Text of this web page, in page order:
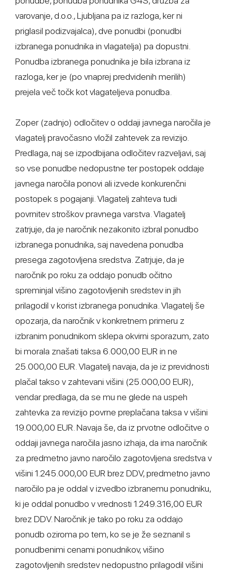
varovanje, d.o.o., Ljubljana pa iz razloga, ker ni
priglasil podizvajalca), dve ponudbi (ponudbi
izbranega ponudnika in vlagatelja) pa dopustni.
Ponudba izbranega ponudnika je bila izbrana iz
razloga, ker je (po vnaprej predvidenih merilih)
prejela več točk kot vlagateljeva ponudba.
Zoper (zadnjo) odločitev o oddaji javnega naročila je
vlagatelj pravočasno vložil zahtevek za revizijo.
Predlaga, naj se izpodbijana odločitev razveljavi, saj
so vse ponudbe nedopustne ter postopek oddaje
javnega naročila ponovi ali izvede konkurenčni
postopek s pogajanji. Vlagatelj zahteva tudi
povrnitev stroškov pravnega varstva. Vlagatelj
zatrjuje, da je naročnik nezakonito izbral ponudbo
izbranega ponudnika, saj navedena ponudba
presega zagotovljena sredstva. Zatrjuje, da je
naročnik po roku za oddajo ponudb očitno
spreminjal višino zagotovljenih sredstev in jih
prilagodil v korist izbranega ponudnika. Vlagatelj še
opozarja, da naročnik v konkretnem primeru z
izbranim ponudnikom sklepa okvirni sporazum, zato
bi morala znašati taksa 6.000,00 EUR in ne
25.000,00 EUR. Vlagatelj navaja, da je iz previdnosti
plačal takso v zahtevani višini (25.000,00 EUR),
vendar predlaga, da se mu ne glede na uspeh
zahtevka za revizijo povrne preplačana taksa v višini
19.000,00 EUR. Navaja še, da iz prvotne odločitve o
oddaji javnega naročila jasno izhaja, da ima naročnik
za predmetno javno naročilo zagotovljena sredstva v
višini 1.245.000,00 EUR brez DDV, predmetno javno
naročilo pa je oddal v izvedbo izbranemu ponudniku,
ki je oddal ponudbo v vrednosti 1.249.316,00 EUR
brez DDV. Naročnik je tako po roku za oddajo
ponudb oziroma po tem, ko se je že seznanil s
ponudbenimi cenami ponudnikov, višino
zagotovljenih sredstev nedopustno prilagodil višini